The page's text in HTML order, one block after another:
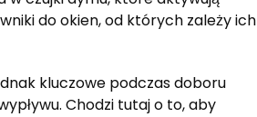
do okien, od których zależy ich
kluczowe podczas doboru
Chodzi tutaj o to, aby